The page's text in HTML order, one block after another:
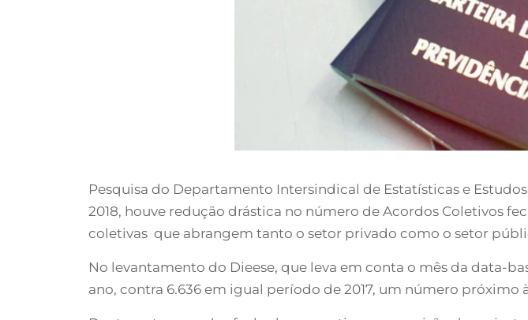
Pesquisa do Departamento Intersindical de Estatísticas e
2018, houve redução drástica no número de Acordos Coletivos
coletivas que abrangem tanto o setor privado como o setor
No levantamento do Dieese, que leva em conta o mês da data-
ano, contra 6.636 em igual período de 2017, um número próximo